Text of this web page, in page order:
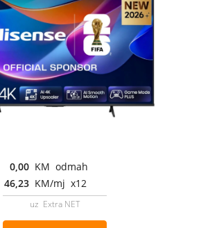
0,00 KM odmah
46,23 KM/mj x12
uz Extra NET